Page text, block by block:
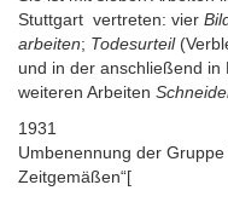
Stuttgart vertreten: vier
arbeiten; Todesurteil
und in der anschließend in
weiteren Arbeiten
1931
Umbenennung der Gruppe
Zeitgemäßen“[